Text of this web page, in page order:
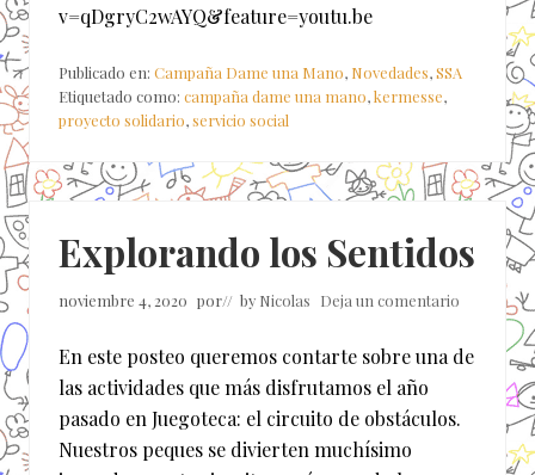
v=qDgryC2wAYQ&feature=youtu.be
Publicado en: Campaña Dame una Mano, Novedades,SSA
Etiquetado como: campaña dame una mano,kermesse,
proyecto solidario,servicio social
Explorando los Sentidos
noviembre 4, 2020 por// by Nicolas Deja un comentario
En este posteo queremos contarte sobre una de
las actividades que más disfrutamos el año
pasado en Juegoteca: el circuito de obstáculos.
Nuestros peques se divierten muchísimo